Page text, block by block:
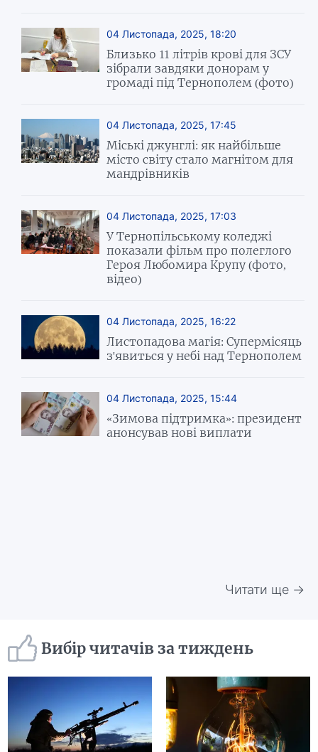
04 Листопада, 2025, 18:20
Близько 11 літрів крові для ЗСУ
зібрали завдяки донорам у
громаді під Тернополем (фото)
04 Листопада, 2025, 17:45
Міські джунглі: як найбільше
місто світу стало магнітом для
мандрівників
04 Листопада, 2025, 17:03
У Тернопільському коледжі
показали фільм про полеглого
Героя Любомира Крупу (фото,
відео)
04 Листопада, 2025, 16:22
Листопадова магія: Супермісяць
з'явиться у небі над Тернополем
04 Листопада, 2025, 15:44
«Зимова підтримка»: президент
анонсував нові виплати
Читати ще →
Вибір читачів за тиждень